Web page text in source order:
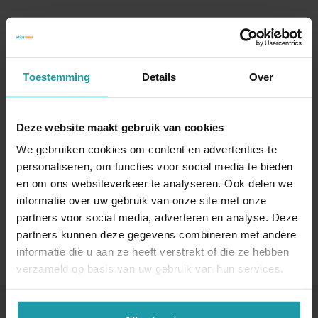
Toestemming Details Over
Deze website maakt gebruik van cookies
We gebruiken cookies om content en advertenties te
personaliseren, om functies voor social media te bieden
en om ons websiteverkeer te analyseren. Ook delen we
informatie over uw gebruik van onze site met onze
partners voor social media, adverteren en analyse. Deze
partners kunnen deze gegevens combineren met andere
informatie die u aan ze heeft verstrekt of die ze hebben
verzameld op basis van uw gebruik van hun services.
Blijf op de hoogte van het financiële nieuws
Schrijf je hieronder in voor onze maandelijkse
mailing.
E-mail adres*